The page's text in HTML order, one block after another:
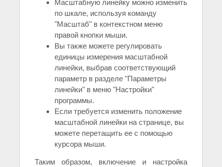
Масштабную линейку можно изменить
по шкале, используя команду
"Масштаб" в контекстном меню
правой кнопки мыши.
Вы также можете регулировать
единицы измерения масштабной
линейки, выбрав соответствующий
параметр в разделе "Параметры
линейки" в меню "Настройки"
программы.
Если требуется изменить положение
масштабной линейки на странице, вы
можете перетащить ее с помощью
курсора мыши.
Таким образом, включение и настройка